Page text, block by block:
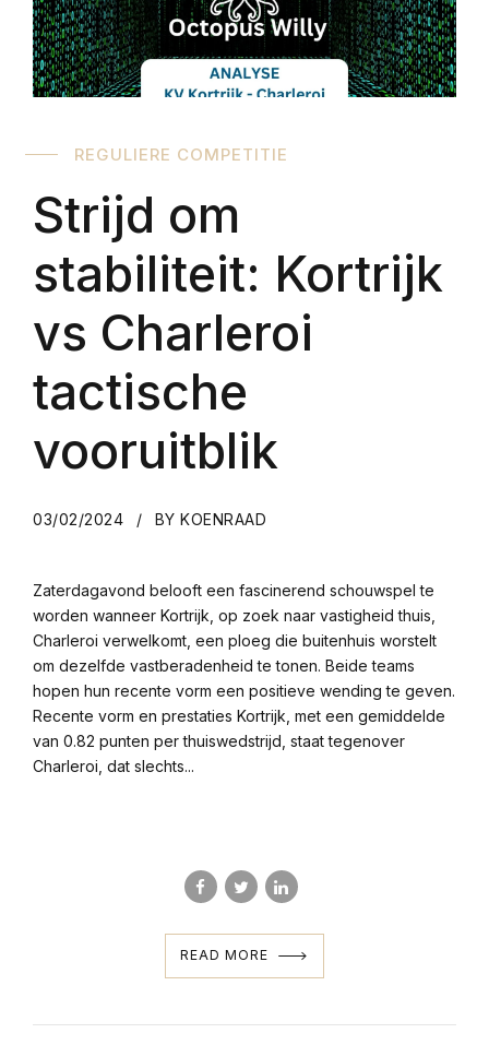
REGULIERE COMPETITIE
Strijd om
stabiliteit: Kortrijk
vs Charleroi
tactische
vooruitblik
03/02/2024 BY KOENRAAD
Zaterdagavond belooft een fascinerend schouwspel te
worden wanneer Kortrijk, op zoek naar vastigheid thuis,
Charleroi verwelkomt, een ploeg die buitenhuis worstelt
om dezelfde vastberadenheid te tonen. Beide teams
hopen hun recente vorm een positieve wending te geven.
Recente vorm en prestaties Kortrijk, met een gemiddelde
van 0.82 punten per thuiswedstrijd, staat tegenover
Charleroi, dat slechts...
READ MORE